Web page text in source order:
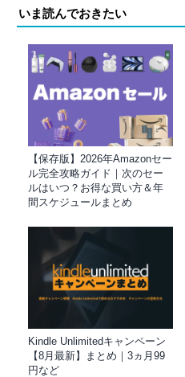
いま読んでおきたい
【保存版】2026年Amazonセー
ル完全攻略ガイド｜次のセー
ルはいつ？お得な買い方＆年
間スケジュールまとめ
Kindle Unlimitedキャンペーン
【8月最新】まとめ｜3ヵ月99
円など